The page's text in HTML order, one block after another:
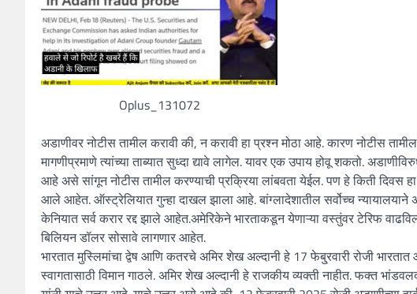
Oplus_131072
अडाणीवर नोटीस तामील करावी की, न करावी हा प्रश्न मोठा आहे. कारण नोटीस
मागणीप्रमाणे त्यांच्या ताब्यात सुध्दा द्यावे लागेल. यावर एक उपाय होवू शकतो.
आहे असे सांगून नोटीस तामील करण्याची प्रक्रिया लांबवता येईल. पण हे किती दिवस
आले आहेत. ऑस्ट्रेलियात गुन्हा दाखल झाला आहे. बांग्लादेशातील सर्वोच्च
केनियात सर्व करार रद्द झाले आहेत.अमेरिकेने भारताकडून येणाऱ्या वस्तुंवर टेरिफ
बिलियन डॉलर सोसावे लागणार आहेत.
भारतात मुस्लिमांचा द्वेष आणि कतरचे अमिर शेख अल्दानी हे 17 फेबु्रवारी रोजी भारतात
स्वागतासाठी विमान गाठले. अमिर शेख अल्दानी हे राजकीय व्यक्ती नाहीत. फक्त